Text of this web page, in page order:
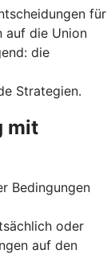
für
auf die Union
die
Strategien.
mit
Bedingungen
oder
auf den